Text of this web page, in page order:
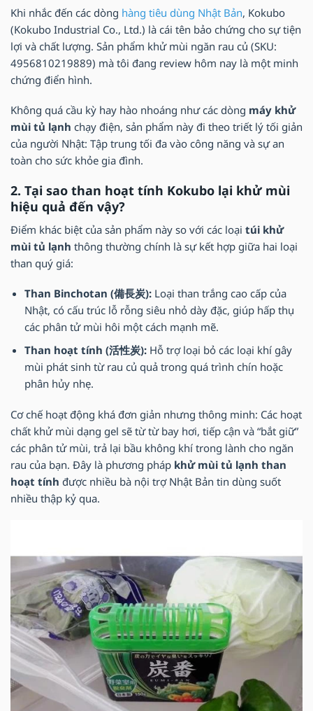
Khi nhắc đến các dòng hàng tiêu dùng Nhật Bản, Kokubo
(Kokubo Industrial Co., Ltd.) là cái tên bảo chứng cho sự tiện
lợi và chất lượng. Sản phẩm khử mùi ngăn rau củ (SKU:
4956810219889) mà tôi đang review hôm nay là một minh
chứng điển hình.
Không quá cầu kỳ hay hào nhoáng như các dòng máy khử
mùi tủ lạnh chạy điện, sản phẩm này đi theo triết lý tối giản
của người Nhật: Tập trung tối đa vào công năng và sự an
toàn cho sức khỏe gia đình.
2. Tại sao than hoạt tính Kokubo lại khử mùi
hiệu quả đến vậy?
Điểm khác biệt của sản phẩm này so với các loại túi khử
mùi tủ lạnh thông thường chính là sự kết hợp giữa hai loại
than quý giá:
Than Binchotan (備長炭):Loại than trắng cao cấp của
Nhật, có cấu trúc lỗ rỗng siêu nhỏ dày đặc, giúp hấp thụ
các phân tử mùi hôi một cách mạnh mẽ.
Than hoạt tính (活性炭):Hỗ trợ loại bỏ các loại khí gây
mùi phát sinh từ rau củ quả trong quá trình chín hoặc
phân hủy nhẹ.
Cơ chế hoạt động khá đơn giản nhưng thông minh: Các hoạt
chất khử mùi dạng gel sẽ từ từ bay hơi, tiếp cận và “bắt giữ”
các phân tử mùi, trả lại bầu không khí trong lành cho ngăn
rau của bạn. Đây là phương pháp khử mùi tủ lạnh than
hoạt tính được nhiều bà nội trợ Nhật Bản tin dùng suốt
nhiều thập kỷ qua.